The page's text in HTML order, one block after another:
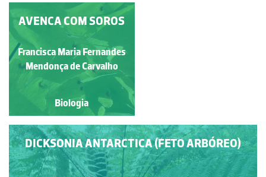
ESPORULAÇÃO
ASSEXUADA EM
RHIZOPUS
Maria Helena Alves
Biologia
AVENCA COM SOROS
Francisca Maria Fernandes
Mendonça de Carvalho
Biologia
DICKSONIA ANTARCTICA (FETO ARBÓREO)